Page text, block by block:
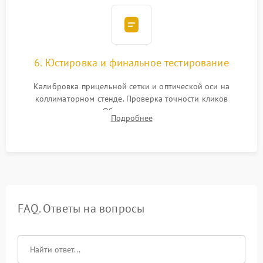
6. Юстировка и финальное тестирование
Калибровка прицельной сетки и оптической оси на
коллиматорном стенде. Проверка точности кликов
механизма поправок. Обязательное испытание прицела на
ударном стенде для проверки устойчивости к отдаче и
Подробнее
FAQ. Ответы на вопросы